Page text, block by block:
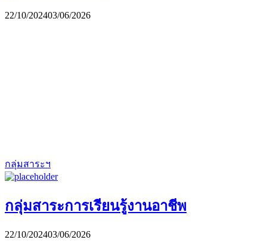
22/10/202403/06/2026
กลุ่มสาระฯ
กลุ่มสาระการเรียนรู้งานอาชีพ
22/10/202403/06/2026